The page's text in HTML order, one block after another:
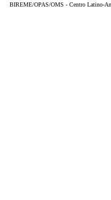
BIREME/OPAS/OMS - Centro Latino-